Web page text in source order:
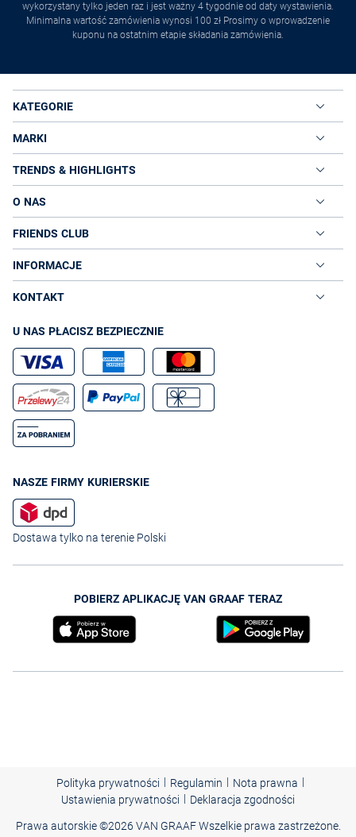
wykorzystany tylko jeden raz i jest ważny 4 tygodnie od daty wystawienia.
Minimalna wartość zamówienia wynosi 100 zł Prosimy o wprowadzenie
kuponu na ostatnim etapie składania zamówienia.
KATEGORIE
MARKI
TRENDS & HIGHLIGHTS
O NAS
FRIENDS CLUB
INFORMACJE
KONTAKT
U NAS PŁACISZ BEZPIECZNIE
NASZE FIRMY KURIERSKIE
Dostawa tylko na terenie Polski
POBIERZ APLIKACJĘ VAN GRAAF TERAZ
Polityka prywatności | Regulamin | Nota prawna |
Ustawienia prywatności | Deklaracja zgodności
Prawa autorskie ©2026 VAN GRAAF Wszelkie prawa zastrzeżone.